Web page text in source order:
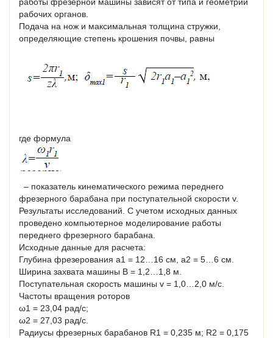
рабочих органов.
Подача на нож и максимальная толщина стружки,
определяющие степень крошения почвы, равны
где формула
– показатель кинематического режима переднего
фрезерного барабана при поступательной скорости v.
Результаты исследований. С учетом исходных данных
проведено компьютерное моделирование работы
переднего фрезерного барабана.
Исходные данные для расчета:
Глубина фрезерования a1 = 12…16 см, a2 = 5…6 см.
Ширина захвата машины B = 1,2…1,8 м.
Поступательная скорость машины v = 1,0…2,0 м/с.
Частоты вращения роторов
ω1 = 23,04 рад/с;
ω2 = 27,03 рад/с.
Радиусы фрезерных барабанов R1 = 0,235 м; R2 = 0,175